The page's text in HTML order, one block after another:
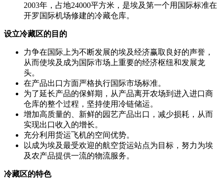
2003年，占地24000平方米，是埃及第一个用国际标准在
开罗国际机场修建的冷藏仓库。
设立冷藏区的目的
力争在国际上为不断发展的埃及经济赢取良好的声誉，
从而使埃及成为国际市场上重要的经济枢纽和发展龙
头。
在产品出口方面严格执行国际市场标准。
为了延长产品的保鲜期，从产品离开农场到进入进口商
仓库的整个过程，坚持使用冷链储运。
增加高质量的、新鲜的园艺产品出口，减少损耗，从而
实现出口收入的增长。
充分利用货运飞机的空间优势。
以成为埃及最受欢迎的航空货运站点为目标，努力为埃
及农产品提供一流的物流服务。
冷藏区的特色